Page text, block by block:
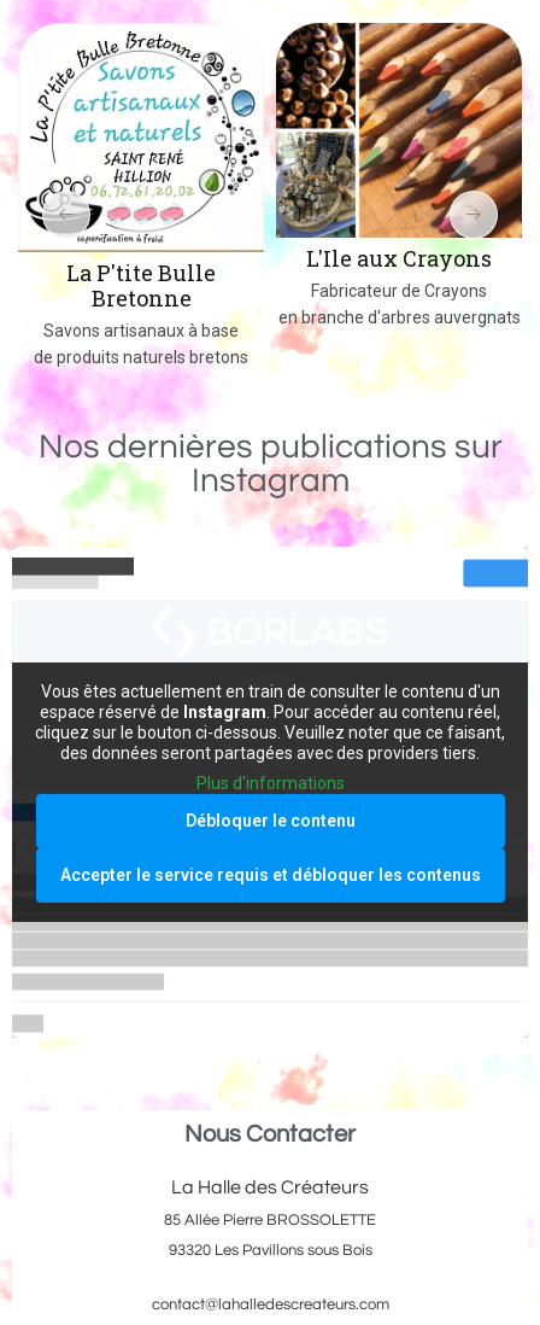
L'Ile aux Crayons
Fabricateur de Crayons
en branche d'arbres auvergnats
Un Monde de Bois
Des jeux, jouets et objets en
massif fabriqués dans le 02
Nos dernières publications sur
Instagram
Vous êtes actuellement en train de consulter le contenu d'un
espace réservé de Instagram . Pour accéder au contenu réel,
cliquez sur le bouton ci-dessous. Veuillez noter que ce faisant,
des données seront partagées avec des providers tiers.
Plus d'informations
Débloquer le contenu
Accepter le service requis et débloquer les contenus
Nous Contacter
La Halle des Créateurs
85 Allée Pierre BROSSOLETTE
93320 Les Pavillons sous Bois
contact@lahalledescreateurs.com